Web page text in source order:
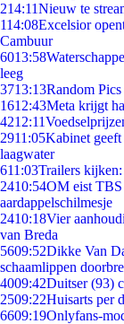
214:11Nieuw te
114:08Excelsior
Cambuur
6013:58
leeg
3713:13Random
1612:43Meta krijgt
4212:11
2911:05Kabinet geeft
laagwater
611:03Trailers kijken:
2410:54OM eist TBS
aardappelschilmesje
2410:18Vier
van Breda
5609:52Dikke Van
schaamlippen
4009:42Duitser (93)
2509:22Huisarts per
6609:19Onlyfans-